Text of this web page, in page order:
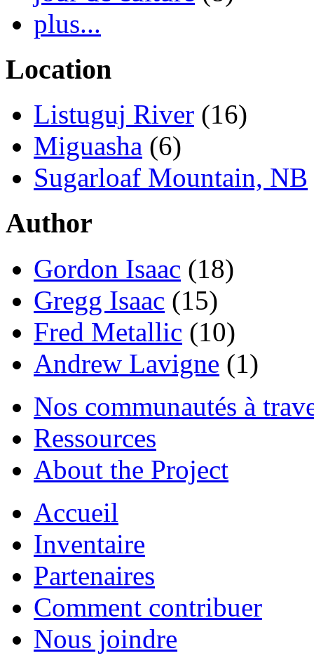
plus...
Location
Listuguj River (16)
Miguasha (6)
Sugarloaf Mountain, NB
Author
Gordon Isaac (18)
Gregg Isaac (15)
Fred Metallic (10)
Andrew Lavigne (1)
Nos communautés à
Ressources
About the Project
Accueil
Inventaire
Partenaires
Comment contribuer
Nous joindre